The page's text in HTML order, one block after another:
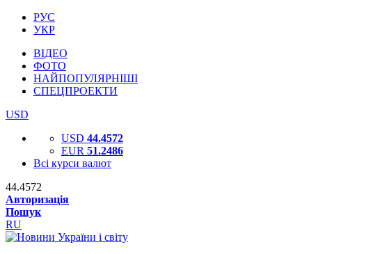
РУС
УКР
ВІДЕО
ФОТО
НАЙПОПУЛЯРНІШІ
СПЕЦПРОЕКТИ
USD
USD 44.4572
EUR 51.2486
Всі курси валют
44.4572
Авторизація
Пошук
RU